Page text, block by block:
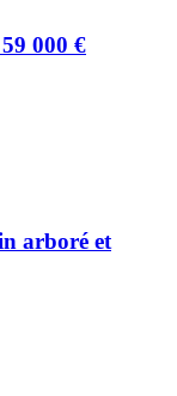
000 €
arboré et